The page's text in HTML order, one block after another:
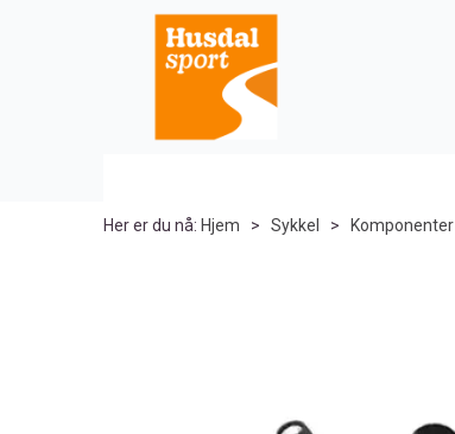
Her er du nå: Hjem > Sykkel > Komponenter